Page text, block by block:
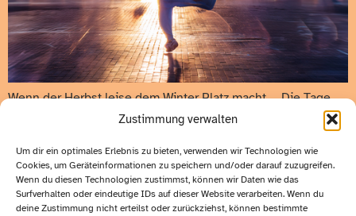
Zustimmung verwalten
Um dir ein optimales Erlebnis zu bieten, verwenden wir Technologien wie
Cookies, um Geräteinformationen zu speichern und/oder darauf zuzugreifen.
Wenn du diesen Technologien zustimmst, können wir Daten wie das
Surfverhalten oder eindeutige IDs auf dieser Website verarbeiten. Wenn du
deine Zustimmung nicht erteilst oder zurückziehst, können bestimmte
Wenn der Herbst leise dem Winter Platz macht … Die Tage
werden kürzer, die Luft frischer – aber im Ballett & Gymstudio
bleibt’s warm, lebendig und voller Bewegung! Wir tanzen uns
durch die dunkleren Monate und bringen Licht, Freude und
Energie in jede Stunde. Für alle Frauen, die tanzen, fühlen
und strahlen wollen. Neu bei […]